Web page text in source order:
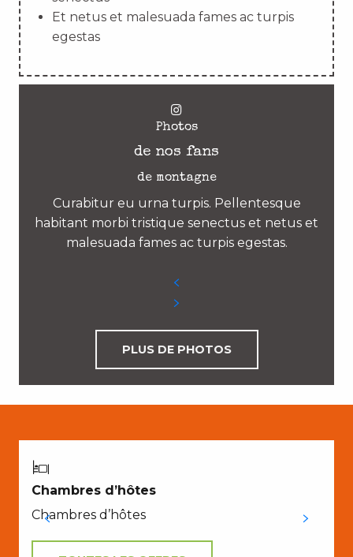
Et netus et malesuada fames ac turpis
egestas
Photos
de nos fans
de montagne
Curabitur eu urna turpis. Pellentesque
habitant morbi tristique senectus et netus et
malesuada fames ac turpis egestas.
PLUS DE PHOTOS
Chambres d’hôtes
Chambres d’hôtes